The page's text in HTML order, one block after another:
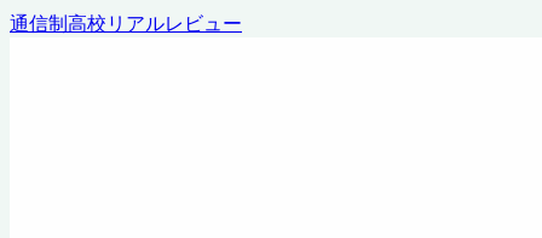
通信制高校リアルレビュー